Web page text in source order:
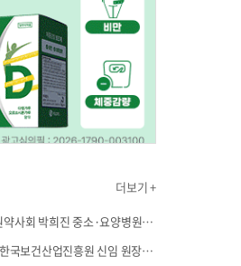
더보기 +
한국병원약사회 박희진 중소·요양병원이사(충청북도 청주의료원 약제팀장) 부친상
복지부, 한국보건산업진흥원 신임 원장에 고상백 교수 임명